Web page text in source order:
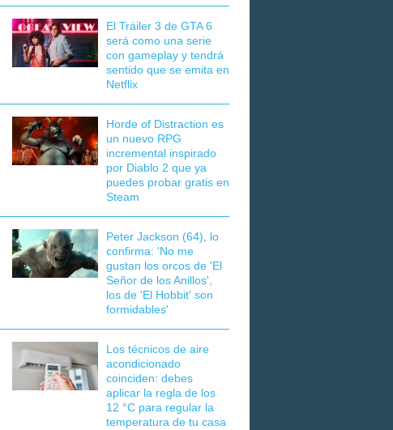
El Tráiler 3 de GTA 6
será como una serie
con gameplay y tendrá
sentido que se emita en
Netflix
Horde of Distraction es
un nuevo RPG
incremental inspirado
por Diablo 2 que ya
puedes probar gratis en
Steam
Peter Jackson (64), lo
confirma: 'No me
gustan los orcos de 'El
Señor de los Anillos',
los de 'El Hobbit' son
formidables'
Los técnicos de aire
acondicionado
coinciden: debes
aplicar la regla de los
12 °C para regular la
temperatura de tu casa